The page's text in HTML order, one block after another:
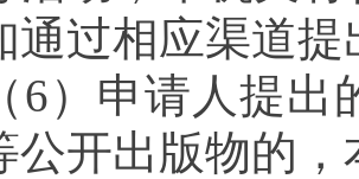
通过相应渠道提
申请人提出的
公开出版物的